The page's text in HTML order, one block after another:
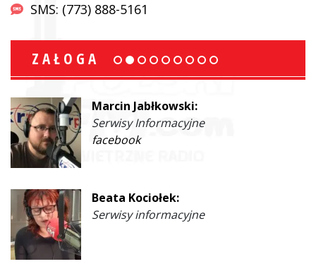
SMS: (773) 888-5161
ZAŁOGA
Marcin Jabłkowski:
Serwisy Informacyjne
facebook
Beata Kociołek:
Serwisy informacyjne